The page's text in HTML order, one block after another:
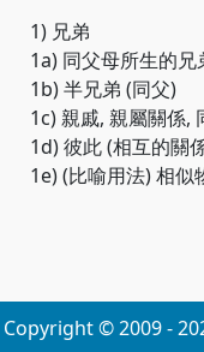
1) 兄弟
1a) 同父母所生的兄
1b) 半兄弟 (同父)
1c) 親戚, 親屬關係,
1d) 彼此 (相互的關
1e) (比喻用法) 相似
Copyright © 2009 -